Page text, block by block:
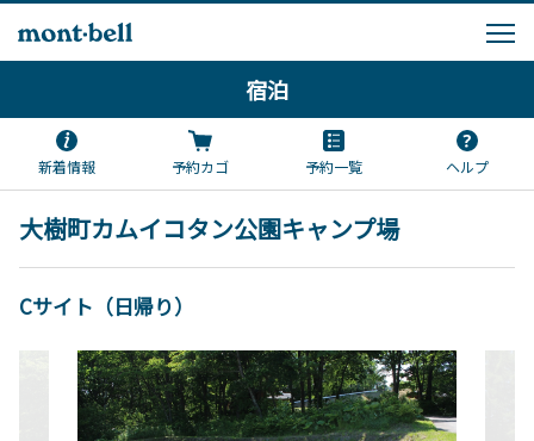
宿泊
新着情報 予約カゴ 予約一覧 ヘルプ
大樹町カムイコタン公園キャンプ場
Cサイト（日帰り）